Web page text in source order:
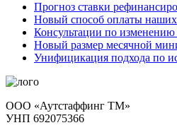
Прогноз ставки
Новый способ оплаты наших
Консультации по изменению
Новый размер месячной
Унифицикация подхода по
ООО «Аутстаффинг ТМ»
УНП 692075366